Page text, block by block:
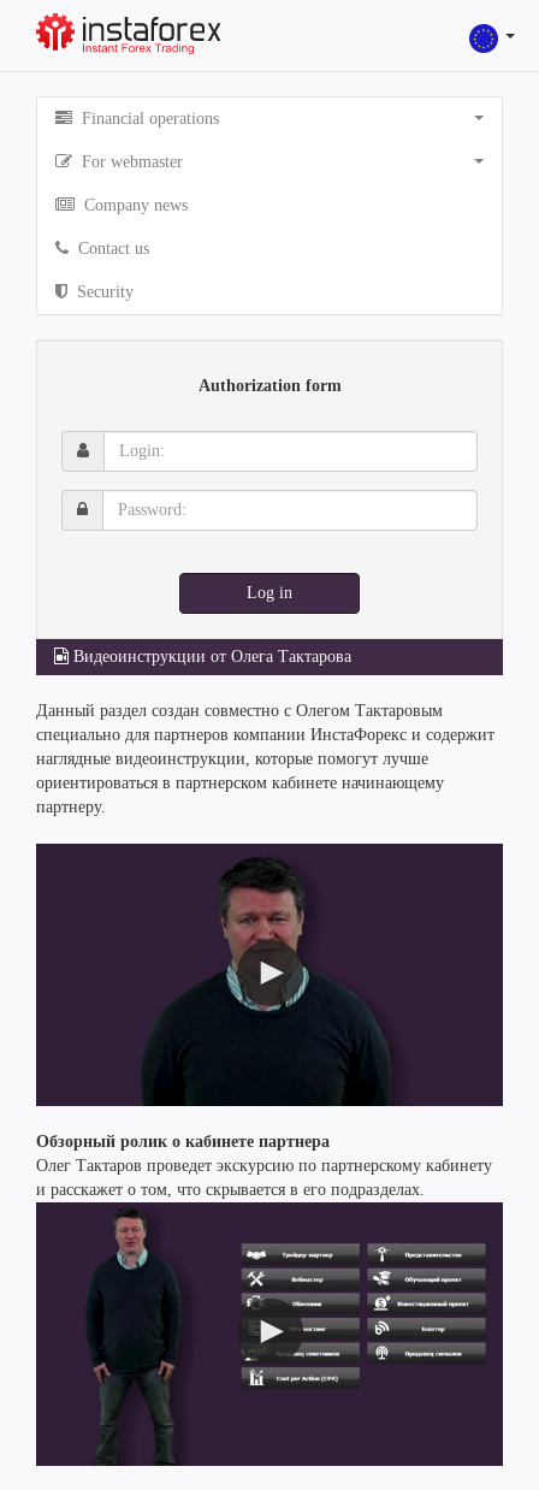
Financial operations
For webmaster
Company news
Contact us
Security
Authorization form
Login:
Password:
Log in
Видеоинструкции от Олега Тактарова
Данный раздел создан совместно с Олегом Тактаровым
специально для партнеров компании ИнстаФорекс и содержит
наглядные видеоинструкции, которые помогут лучше
ориентироваться в партнерском кабинете начинающему
партнеру.
Обзорный ролик о кабинете партнера
Олег Тактаров проведет экскурсию по партнерскому кабинету
и расскажет о том, что скрывается в его подразделах.